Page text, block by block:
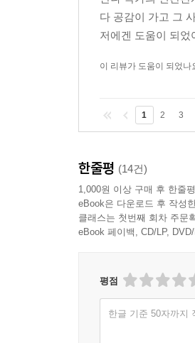
다 공감이 가고 그
저에겐 도움이 되었
이 리뷰가 도움이 되었나
1 2 3
한줄평 (14건)
1,000원 이상 구매 후 한줄
eBook은 다운로드 후 작성
클래스는 첫번째 회차 주문
eBook 페이백, CD/LP,
평점
한글 기준 50자까지